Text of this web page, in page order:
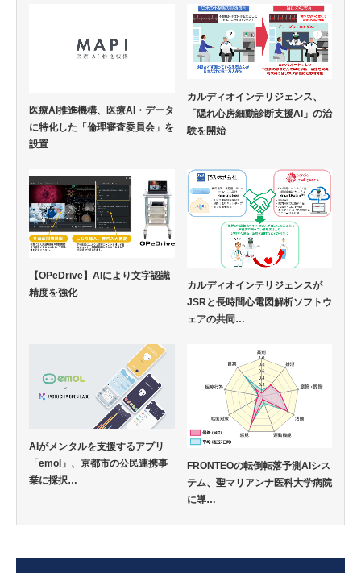
医療AI推進機構、医療AI・データ
に特化した「倫理審査委員会」を
設置
カルディオインテリジェンス、
「隠れ心房細動診断支援AI」の治
験を開始
【OPeDrive】AIにより文字認識
精度を強化
カルディオインテリジェンスが
JSRと長時間心電図解析ソフトウ
ェアの共同…
AIがメンタルを支援するアプリ
「emol」、京都市の公民連携事
業に採択…
FRONTEOの転倒転落予測AIシス
テム、聖マリアンナ医科大学病院
に導…